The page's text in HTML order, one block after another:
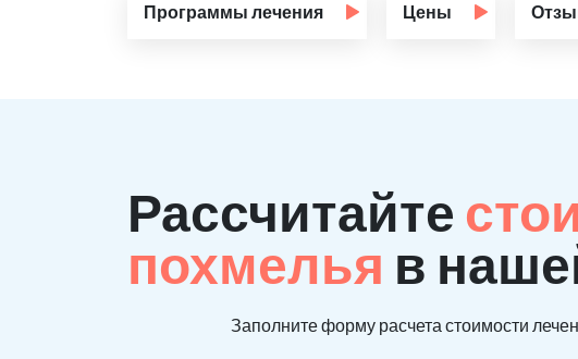
Программы лечения Цены
Рассчитайте
похмелья в
Заполните форму расчета стоимости